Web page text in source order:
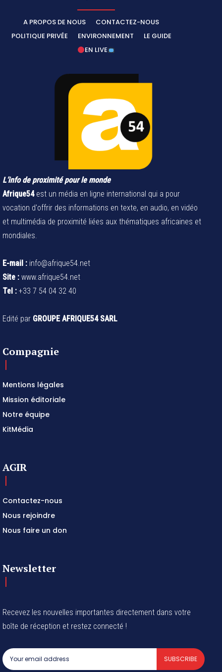
A PROPOS DE NOUS
CONTACTEZ-NOUS
POLITIQUE PRIVÉE
ENVIRONNEMENT
LE GUIDE
EN LIVE
L’info de proximité pour le monde
Afrique54est un média en ligne international qui a pour
vocation d'offrir des informations en texte, en audio, en vidéo
et multimédia de proximité liées aux thématiques africaines et
mondiales.
E-mail : info@afrique54.net
Site : www.afrique54.net
Tel : +33 7 54 04 32 40
Edité par GROUPE AFRIQUE54 SARL
Compagnie
Mentions légales
Mission éditoriale
Notre équipe
KitMédia
AGIR
Contactez-nous
Nous rejoindre
Nous faire un don
Newsletter
Recevez les nouvelles importantes directement dans votre
boîte de réception et restez connecté !
SUBSCRIBE